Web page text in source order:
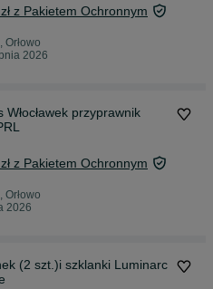
z Pakietem Ochronnym
Orłowo
2026
Włocławek przyprawnik
z Pakietem Ochronnym
Orłowo
2026
(2 szt.)i szklanki Luminarc